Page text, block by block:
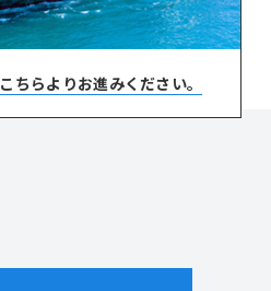
こちらよりお進みください。